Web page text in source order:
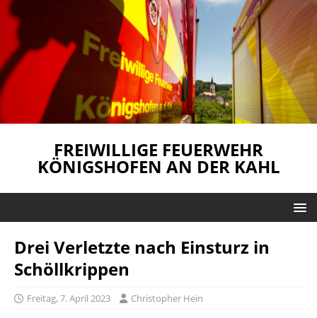
FREIWILLIGE FEUERWEHR
KÖNIGSHOFEN AN DER KAHL
Drei Verletzte nach Einsturz in
Schöllkrippen
Freitag, 7. April 2023 Christopher Hein